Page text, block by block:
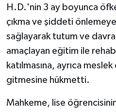
H.D.'nin 3 ay boyunca
çıkma ve şiddeti
sağlayarak tutum ve
amaçlayan eğitim ile
katılmasına, ayrıca
gitmesine hükmetti.
Mahkeme, lise